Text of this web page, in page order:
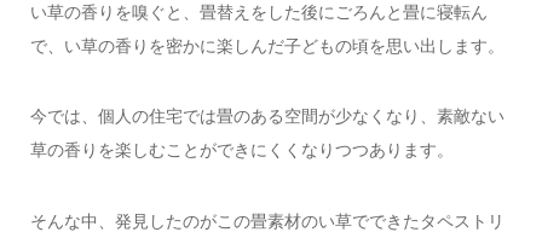
い草の香りを嗅ぐと、畳替えをした後にごろんと畳に寝転ん
で、い草の香りを密かに楽しんだ子どもの頃を思い出します。
今では、個人の住宅では畳のある空間が少なくなり、素敵ない
草の香りを楽しむことができにくくなりつつあります。
そんな中、発見したのがこの畳素材のい草でできたタペストリ